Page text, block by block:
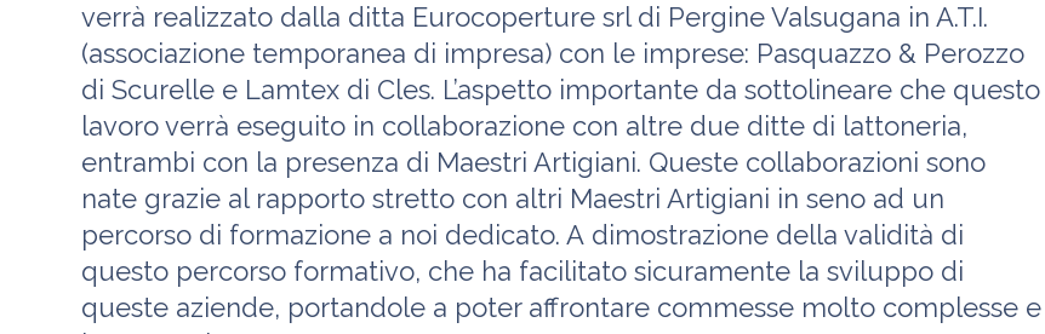
verrà realizzato dalla ditta Eurocoperture srl di Pergine Valsugana in A.T.I.
(associazione temporanea di impresa) con le imprese: Pasquazzo & Perozzo
di Scurelle e Lamtex di Cles. L’aspetto importante da sottolineare che questo
lavoro verrà eseguito in collaborazione con altre due ditte di lattoneria,
entrambi con la presenza di Maestri Artigiani. Queste collaborazioni sono
nate grazie al rapporto stretto con altri Maestri Artigiani in seno ad un
percorso di formazione a noi dedicato. A dimostrazione della validità di
questo percorso formativo, che ha facilitato sicuramente la sviluppo di
queste aziende, portandole a poter affrontare commesse molto complesse e